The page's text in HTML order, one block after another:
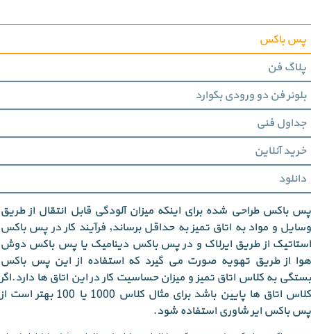
پس باکس
پلاگ فن
بلوئر فن دو ورودی بکوارد
جداول فنی
خرید آنلاین
دانلود
پس باکس طراحی شده برای اینکه میزان آلودگی قابل انتقال از طریق
وسایل و مواد به اتاق تمیز به حداقل برساند, فرآیند کار در پس باکس
استاتیک از طریق ایرلاک و در پس باکس دینامیک یا پس باکس دوش
هوا از طریق تهویه صورت می گیرد که استفاده از این پس باکس
بستگی به کلاس اتاق تمیز و میزان حساسیت کار در این اتاق ها دارد.اگر
کلاس اتاق ها پایین باشد برای مثال کلاس 1000 یا 100 بهتر است از
پس باکس ایر شاوری استفاده شود.